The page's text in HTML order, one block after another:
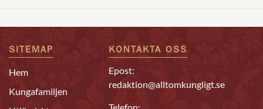
SITEMAP
Hem
Kungafamiljen
KONTAKTA OSS
Epost:
redaktion@alltomkungligt.se